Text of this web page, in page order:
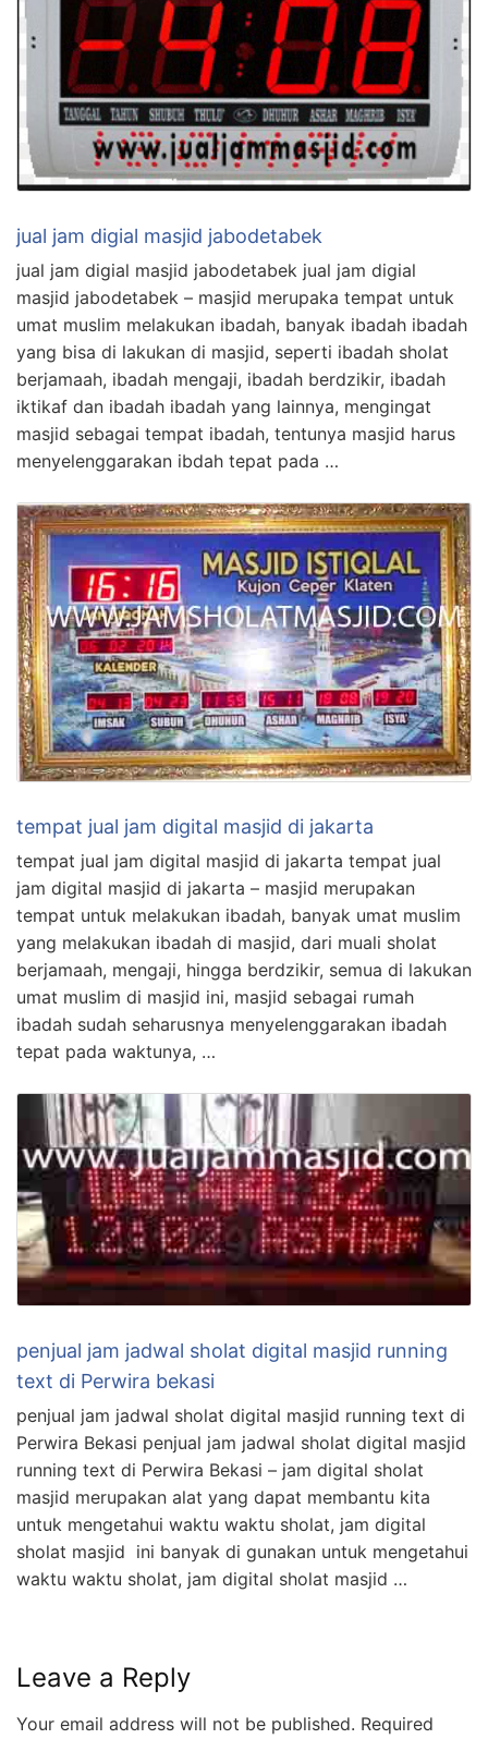
jual jam digial masjid jabodetabek
jual jam digial masjid jabodetabek jual jam digial
masjid jabodetabek – masjid merupaka tempat untuk
umat muslim melakukan ibadah, banyak ibadah ibadah
yang bisa di lakukan di masjid, seperti ibadah sholat
berjamaah, ibadah mengaji, ibadah berdzikir, ibadah
iktikaf dan ibadah ibadah yang lainnya, mengingat
masjid sebagai tempat ibadah, tentunya masjid harus
menyelenggarakan ibdah tepat pada …
tempat jual jam digital masjid di jakarta
tempat jual jam digital masjid di jakarta tempat jual
jam digital masjid di jakarta – masjid merupakan
tempat untuk melakukan ibadah, banyak umat muslim
yang melakukan ibadah di masjid, dari muali sholat
berjamaah, mengaji, hingga berdzikir, semua di lakukan
umat muslim di masjid ini, masjid sebagai rumah
ibadah sudah seharusnya menyelenggarakan ibadah
tepat pada waktunya, …
penjual jam jadwal sholat digital masjid running
text di Perwira bekasi
penjual jam jadwal sholat digital masjid running text di
Perwira Bekasi penjual jam jadwal sholat digital masjid
running text di Perwira Bekasi – jam digital sholat
masjid merupakan alat yang dapat membantu kita
untuk mengetahui waktu waktu sholat, jam digital
sholat masjid ini banyak di gunakan untuk mengetahui
waktu waktu sholat, jam digital sholat masjid …
Leave a Reply
Your email address will not be published. Required